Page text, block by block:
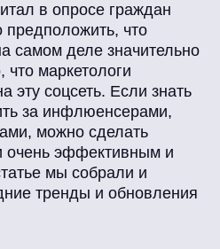
в опросе граждан
что
самом деле значительно
маркетологи
эту соцсеть. Если знать
за инфлюенсерами,
можно сделать
очень эффективным и
мы собрали и
тренды и обновления